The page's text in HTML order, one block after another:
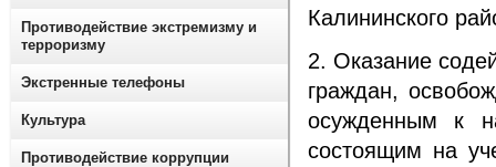
Калининского
2. Оказание
граждан,
осужденным к
состоящим на
Противодействие экстремизму и
терроризму
Экстренные телефоны
Культура
Противодействие коррупции